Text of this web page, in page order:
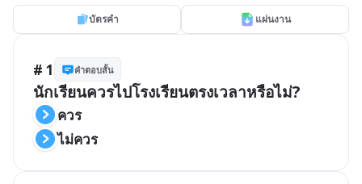
บัตรคำ แผ่นงาน
# 1 คำตอบสั้น
นักเรียนควรไปโรงเรียนตรงเวลาหรือไม่?
ควร
ไม่ควร